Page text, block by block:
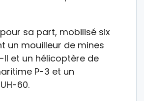
sa part, mobilisé six
un mouilleur de mines
II et un hélicoptère de
P-3 et un
60.